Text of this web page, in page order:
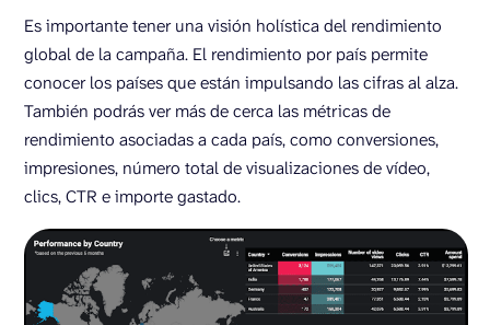
Es importante tener una visión holística del rendimiento
global de la campaña. El rendimiento por país permite
conocer los países que están impulsando las cifras al alza.
También podrás ver más de cerca las métricas de
rendimiento asociadas a cada país, como conversiones,
impresiones, número total de visualizaciones de vídeo,
clics, CTR e importe gastado.